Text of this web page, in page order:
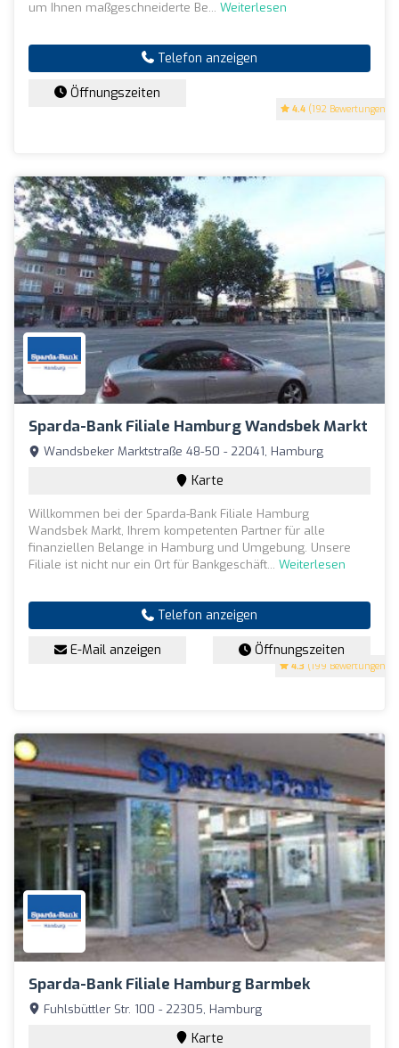
4.4 (192 Bewertungen)
um Ihnen maßgeschneiderte Be... Weiterlesen
Telefon anzeigen
Öffnungszeiten
Sparda-Bank Filiale Hamburg Wandsbek Markt
4.3 (199 Bewertungen)
Wandsbeker Marktstraße 48-50 - 22041, Hamburg
Karte
Willkommen bei der Sparda-Bank Filiale Hamburg
Wandsbek Markt, Ihrem kompetenten Partner für alle
finanziellen Belange in Hamburg und Umgebung. Unsere
Filiale ist nicht nur ein Ort für Bankgeschäft... Weiterlesen
Telefon anzeigen
E-Mail anzeigen Öffnungszeiten
Sparda-Bank Filiale Hamburg Barmbek
Fuhlsbüttler Str. 100 - 22305, Hamburg
Karte